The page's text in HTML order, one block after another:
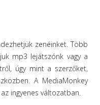
zenéinket. Több
mp3 lejátszónk vagy a
úgy mint a szerzőket,
A MediaMonkey
ingyenes változatban.